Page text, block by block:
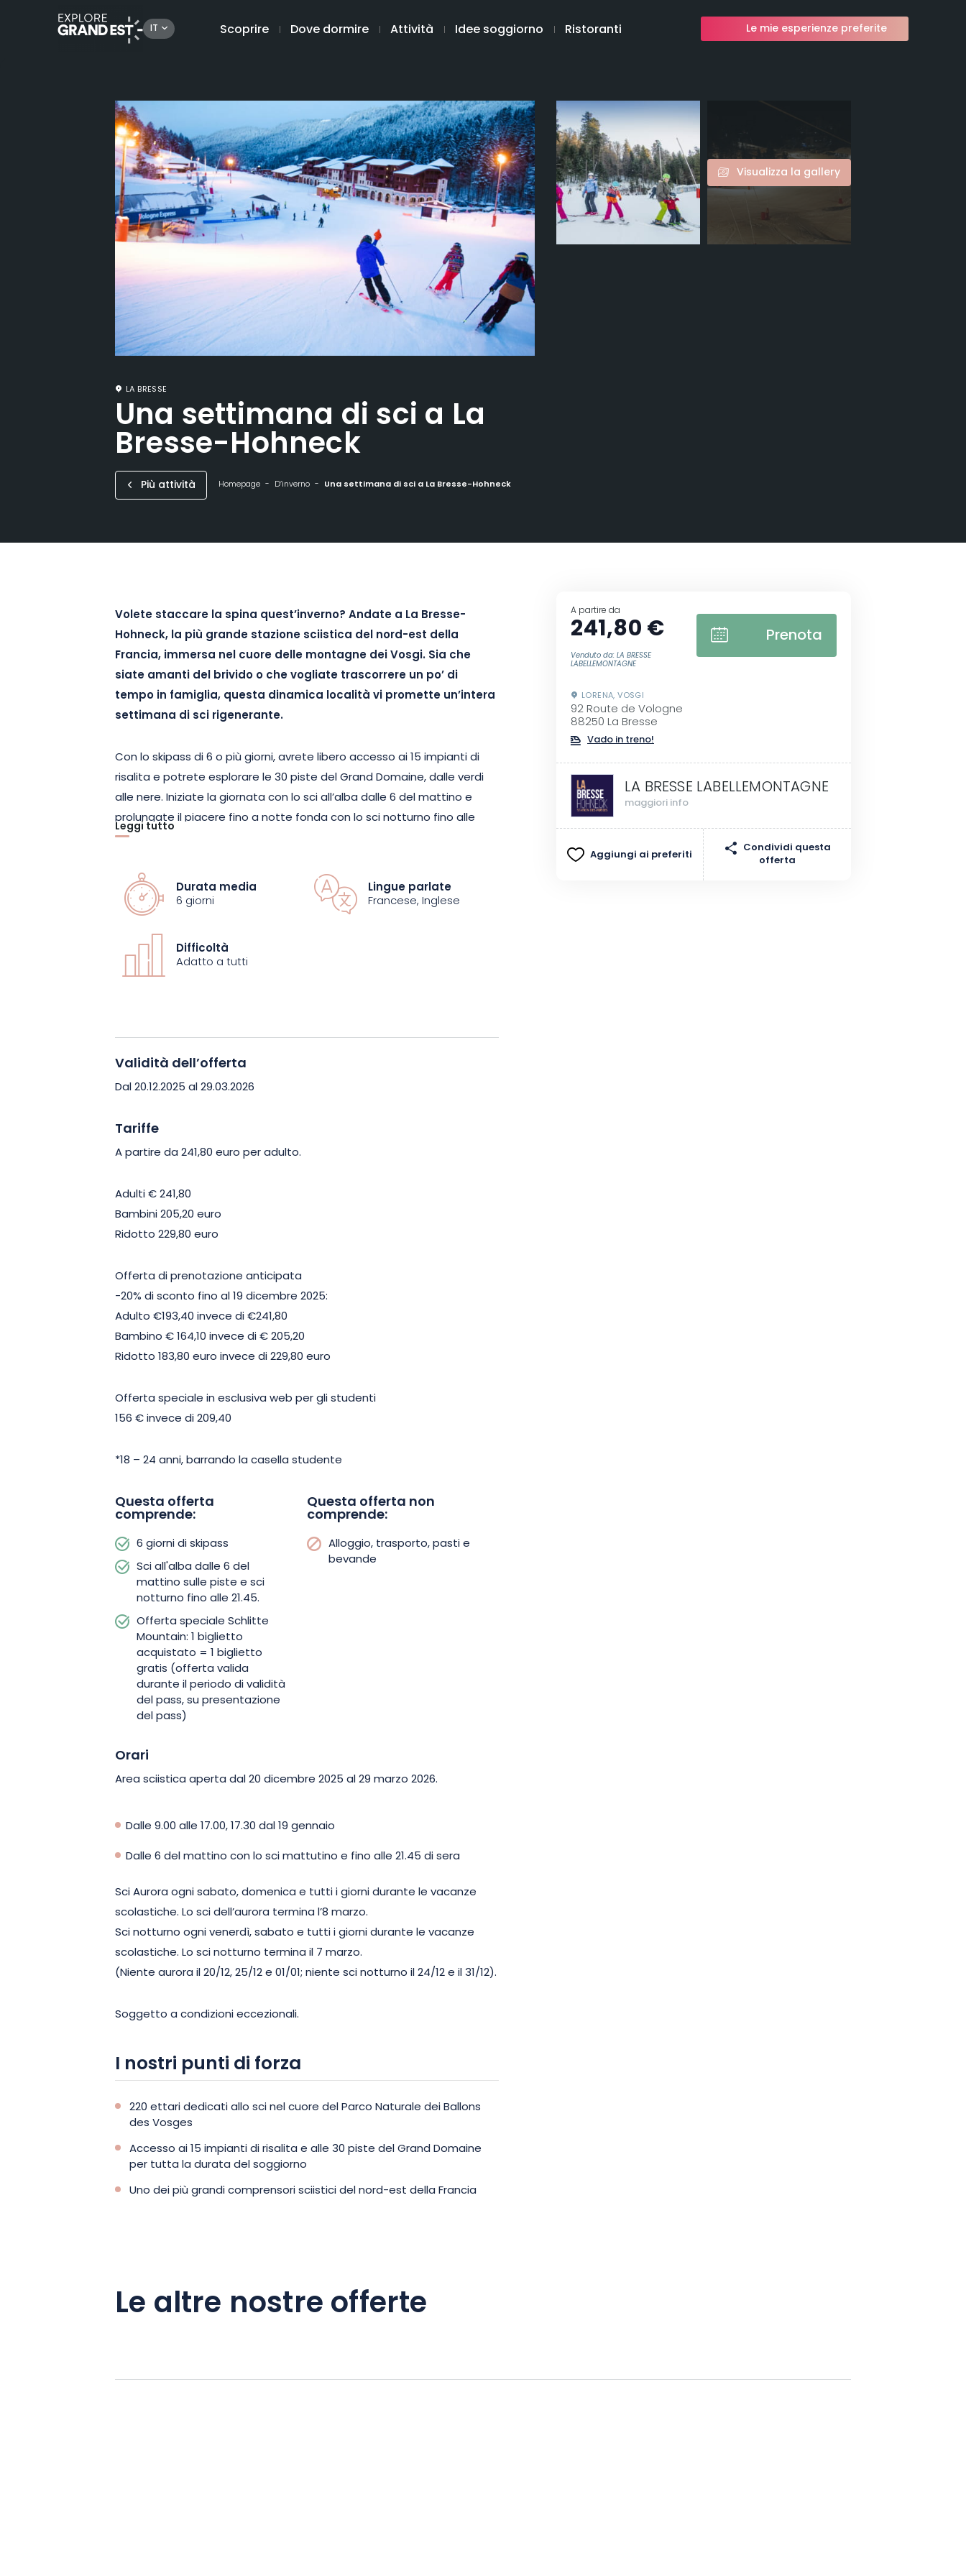
IT Scoprire Dove dormire Attività Idee soggiorno Ristoranti Le mie esperienze preferite
Visualizza la gallery
LA BRESSE
Una settimana di sci a La
Bresse-Hohneck
Più attività Homepage D’inverno Una settimana di sci a La Bresse-Hohneck
Volete staccare la spina quest’inverno? Andate a La Bresse-
Hohneck, la più grande stazione sciistica del nord-est della
Francia, immersa nel cuore delle montagne dei Vosgi. Sia che
siate amanti del brivido o che vogliate trascorrere un po’ di
tempo in famiglia, questa dinamica località vi promette un’intera
settimana di sci rigenerante.
Con lo skipass di 6 o più giorni, avrete libero accesso ai 15 impianti di
risalita e potrete esplorare le 30 piste del Grand Domaine, dalle verdi
alle nere. Iniziate la giornata con lo sci all’alba dalle 6 del mattino e
prolungate il piacere fino a notte fonda con lo sci notturno fino alle
21.45. Un’esperienza coinvolgente in un paesaggio incontaminato, con
Il resort non si ferma allo sci: potete anche provare la pista da slittino
del Monte Schlitte, un’attività divertente e accessibile a tutti. Un
grande bonus: per ogni biglietto acquistato, se ne riceve un secondo
gratis! Così potrete raddoppiare le emozioni senza aumentare il vostro
budget.
accogliente, La Bresse-Hohneck è l’indirizzo ideale per una vacanza
invernale di successo.
autentico dei Vosgi.
Leggi tutto
Durata media
6 giorni
Lingue parlate
Francese, Inglese
Difficoltà
Adatto a tutti
Validità dell’offerta
Dal 20.12.2025 al 29.03.2026
Tariffe
A partire da 241,80 euro per adulto.
Adulti € 241,80
Bambini 205,20 euro
Ridotto 229,80 euro
Offerta di prenotazione anticipata
-20% di sconto fino al 19 dicembre 2025:
Adulto €193,40 invece di €241,80
Bambino € 164,10 invece di € 205,20
Ridotto 183,80 euro invece di 229,80 euro
Offerta speciale in esclusiva web per gli studenti
156 € invece di 209,40
*18 – 24 anni, barrando la casella studente
Questa offerta
comprende:
6 giorni di skipass
Sci all'alba dalle 6 del
mattino sulle piste e sci
notturno fino alle 21.45.
Offerta speciale Schlitte
Mountain: 1 biglietto
acquistato = 1 biglietto
gratis (offerta valida
durante il periodo di validità
del pass, su presentazione
del pass)
Questa offerta non
comprende:
Alloggio, trasporto, pasti e
bevande
Orari
Area sciistica aperta dal 20 dicembre 2025 al 29 marzo 2026.
Dalle 9.00 alle 17.00, 17.30 dal 19 gennaio
Dalle 6 del mattino con lo sci mattutino e fino alle 21.45 di sera
Sci Aurora ogni sabato, domenica e tutti i giorni durante le vacanze
scolastiche. Lo sci dell’aurora termina l’8 marzo.
Sci notturno ogni venerdì, sabato e tutti i giorni durante le vacanze
scolastiche. Lo sci notturno termina il 7 marzo.
(Niente aurora il 20/12, 25/12 e 01/01; niente sci notturno il 24/12 e il 31/12).
Soggetto a condizioni eccezionali.
I nostri punti di forza
220 ettari dedicati allo sci nel cuore del Parco Naturale dei Ballons
des Vosges
Accesso ai 15 impianti di risalita e alle 30 piste del Grand Domaine
per tutta la durata del soggiorno
Uno dei più grandi comprensori sciistici del nord-est della Francia
A partire da
241,80 €
Venduto da: LA BRESSE
LABELLEMONTAGNE
Prenota
LORENA, VOSGI
92 Route de Vologne
88250 La Bresse
Vado in treno!
LA BRESSE LABELLEMONTAGNE
maggiori info
Aggiungi ai preferiti
Condividi questa
offerta
Le altre nostre offerte